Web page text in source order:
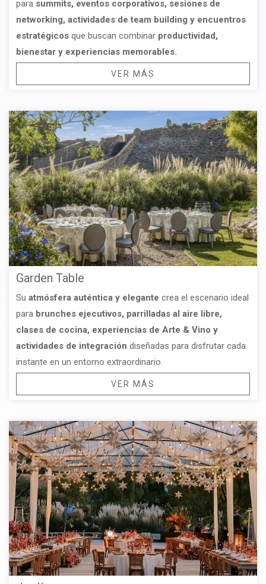
para summits, eventos corporativos, sesiones de
networking, actividades de team building y encuentros
estratégicos que buscan combinar productividad,
bienestar y experiencias memorables.
VER MÁS
Garden Table
Su atmósfera auténtica y elegante crea el escenario ideal
para brunches ejecutivos, parrilladas al aire libre,
clases de cocina, experiencias de Arte & Vino y
actividades de integración diseñadas para disfrutar cada
instante en un entorno extraordinario.
VER MÁS